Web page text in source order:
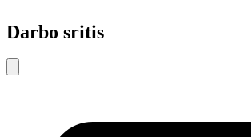
Darbo sritis